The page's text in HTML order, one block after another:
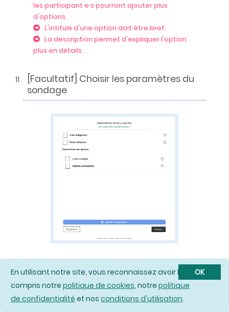
les participant·e·s pourront ajouter plus
d'options.
L'intitulé d'une option doit être bref.
La description permet d'expliquer l'option
plus en détails.
[Facultatif] Choisir les paramètres du
sondage
Vote obligatoire: Détermine si les
participant·e·s peuvent valider leur
participation sans avoir répondu à cette
En utilisant notre site, vous reconnaissez avoir lu et
compris notre politique de cookies, notre politique
de confidentialité et nos conditions d'utilisation.
OK